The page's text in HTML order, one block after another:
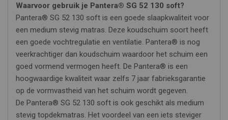
Waarvoor gebruik je Pantera® SG 52 130 soft?
Pantera® SG 52 130 soft is een goede slaapkwaliteit voor
een medium stevig matras. Deze koudschuim soort heeft
een goede vochtregulatie en ventilatie. Pantera® is nog
veerkrachtiger dan koudschuim waardoor het schuim een
goed vormend vermogen heeft. De Pantera® is een
hoogwaardige kwaliteit waar zelfs 7 jaar fabrieksgarantie
op de vormvastheid van het schuim wordt gegeven.
De Pantera® SG 52 130 soft is ook geschikt als medium
stevig topdekmatras. Het voordeel van een iets steviger